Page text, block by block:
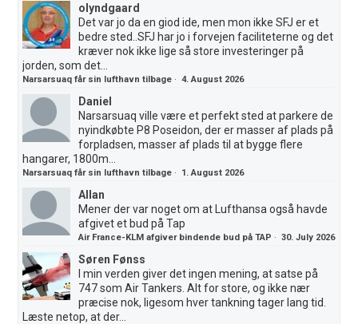
olyndgaard
Det var jo da en giod ide, men mon ikke SFJ er et
bedre sted..SFJ har jo i forvejen faciliteterne og det
kræver nok ikke lige så store investeringer på
jorden, som det...
Narsarsuaq får sin lufthavn tilbage ·4. August 2026
Daniel
Narsarsuaq ville være et perfekt sted at parkere de
nyindkøbte P8 Poseidon, der er masser af plads på
forpladsen, masser af plads til at bygge flere
hangarer, 1800m...
Narsarsuaq får sin lufthavn tilbage · 1. August 2026
Allan
Mener der var noget om at Lufthansa også havde
afgivet et bud på Tap
Air France-KLM afgiver bindende bud på TAP ·30. July 2026
Søren Fønss
I min verden giver det ingen mening, at satse på
747 som Air Tankers. Alt for store, og ikke nær
præcise nok, ligesom hver tankning tager lang tid.
Læste netop, at der...